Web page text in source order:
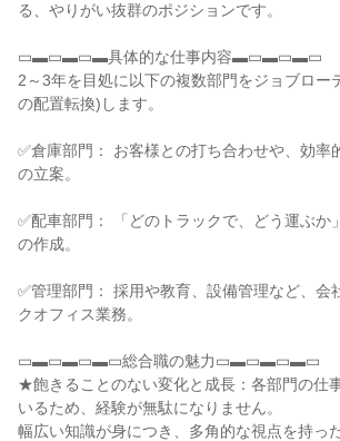
る、やりがい抜群のポジションです。
▭▬▭▬▭▬具体的な仕事内容▬▭▬▭▬▭
2～3年を目処に以下の複数部門をジョブロー
の配置転換)します。
✅倉庫部門： お客様との打ち合わせや、効率
の立案。
✅配車部門： 「どのトラックで、どう運ぶか
の作成。
✅管理部門： 採用や教育、設備管理など、会
クオフィス業務。
▭▬▭▬▭▬▭総合職の魅力▭▬▭▬▭▬▭
★飽きることのない変化と成長：各部門の仕
いるため、経験が無駄になりません。
幅広い知識が身につき、多角的な視点を持っ